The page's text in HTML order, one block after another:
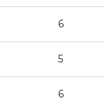
6
5
6